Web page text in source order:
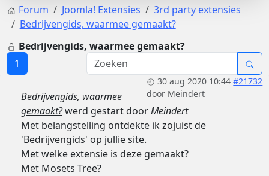
Forum Joomla! Extensies
3rd party extensies
Bedrijvengids, waarmee gemaakt?
Bedrijvengids, waarmee gemaakt?
1
30 aug 2020 10:44 #21732
door Meindert
Bedrijvengids, waarmee
gemaakt?werd gestart doorMeindert
Met belangstelling ontdekte ik zojuist de
'Bedrijvengids' op jullie site.
Met welke extensie is deze gemaakt?
Met Mosets Tree?